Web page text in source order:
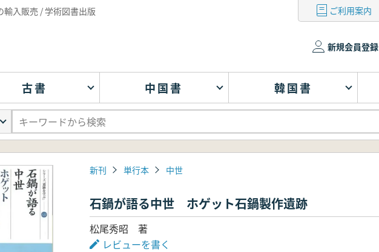
輸入販売 / 学術図書出版 ご利用案内
新規会員登録
古書 中国書 韓国書
新刊 単行本 中世
石鍋が語る中世 ホゲット石鍋製作遺跡
松尾秀昭 著
レビューを書く